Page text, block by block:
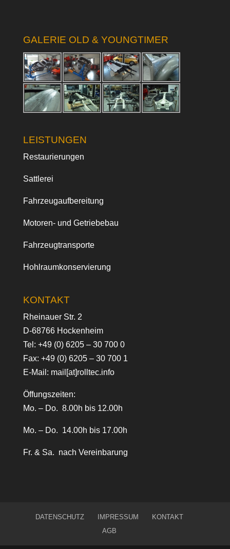
GALERIE OLD & YOUNGTIMER
LEISTUNGEN
Restaurierungen
Sattlerei
Fahrzeugaufbereitung
Motoren- und Getriebebau
Fahrzeugtransporte
Hohlraumkonservierung
KONTAKT
Rheinauer Str. 2
D-68766 Hockenheim
Tel: +49 (0) 6205 – 30 700 0
Fax: +49 (0) 6205 – 30 700 1
E-Mail: mail[at]rolltec.info
Öffungszeiten:
Mo. – Do. 8.00h bis 12.00h
Mo. – Do. 14.00h bis 17.00h
Fr. & Sa. nach Vereinbarung
DATENSCHUTZ IMPRESSUM
KONTAKT
AGB